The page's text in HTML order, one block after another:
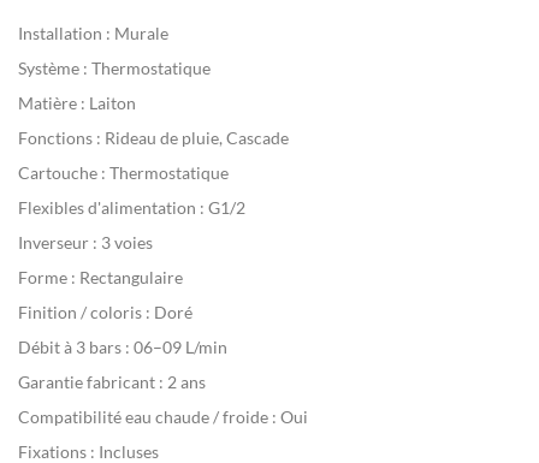
Installation : Murale
Système : Thermostatique
Matière : Laiton
Fonctions : Rideau de pluie, Cascade
Cartouche : Thermostatique
Flexibles d'alimentation : G1/2
Inverseur : 3 voies
Forme : Rectangulaire
Finition / coloris : Doré
Débit à 3 bars : 06–09 L/min
Garantie fabricant : 2 ans
Compatibilité eau chaude / froide : Oui
Fixations : Incluses